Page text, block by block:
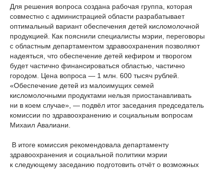
Для решения вопроса создана рабочая группа, которая
совместно с администрацией области разрабатывает
оптимальный вариант обеспечения детей кисломолочной
продукцией. Как пояснили специалисты мэрии, переговоры
с областным департаментом здравоохранения позволяют
надеяться, что обеспечение детей кефиром и творогом
будет частично финансироваться областью, частично
городом. Цена вопроса — 1 млн. 600 тысяч рублей.
«Обеспечение детей из малоимущих семей
кисломолочными продуктами нельзя приостанавливать
ни в коем случае», — подвёл итог заседания председатель
комиссии по здравоохранению и социальным вопросам
Михаил Авалиани.
В итоге комиссия рекомендовала департаменту
здравоохранения и социальной политики мэрии
к следующему заседанию подготовить отчёт о возможных